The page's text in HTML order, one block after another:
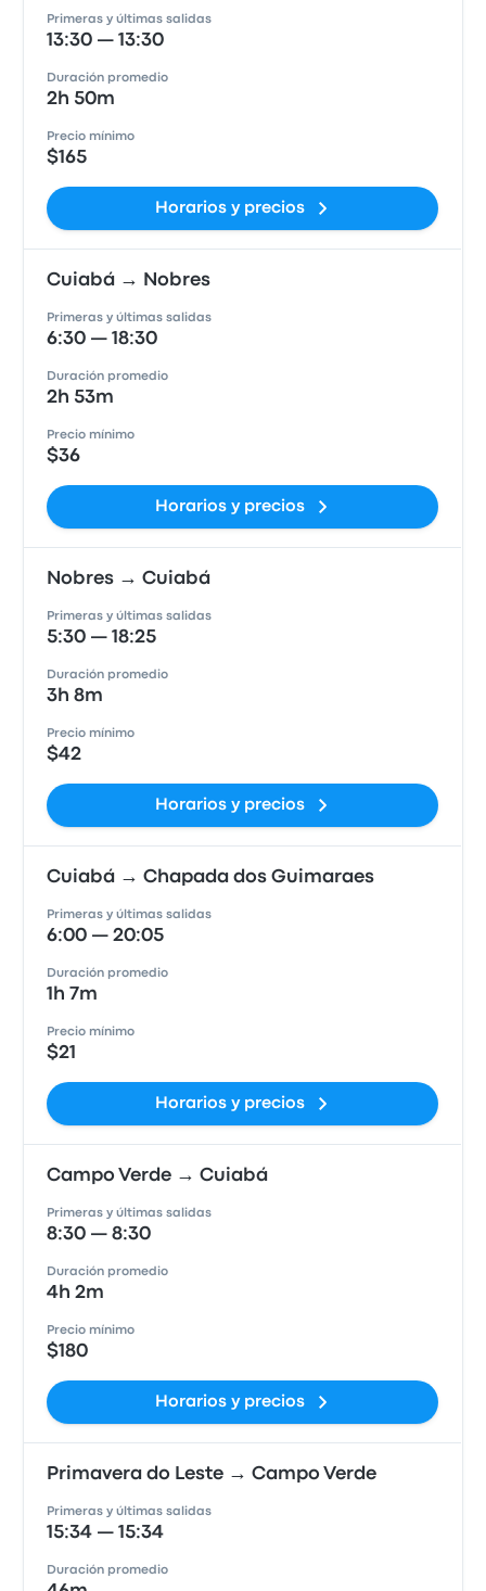
Primeras y últimas salidas
13:30 — 13:30
Duración promedio
2h 50m
Precio mínimo
$165
Horarios y precios
Cuiabá → Nobres
Primeras y últimas salidas
6:30 — 18:30
Duración promedio
2h 53m
Precio mínimo
$36
Horarios y precios
Nobres → Cuiabá
Primeras y últimas salidas
5:30 — 18:25
Duración promedio
3h 8m
Precio mínimo
$42
Horarios y precios
Cuiabá → Chapada dos Guimaraes
Primeras y últimas salidas
6:00 — 20:05
Duración promedio
1h 7m
Precio mínimo
$21
Horarios y precios
Campo Verde → Cuiabá
Primeras y últimas salidas
8:30 — 8:30
Duración promedio
4h 2m
Precio mínimo
$180
Horarios y precios
Primavera do Leste → Campo Verde
Primeras y últimas salidas
15:34 — 15:34
Duración promedio